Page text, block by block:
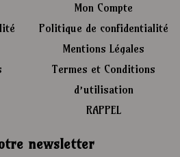
Mon Compte
Politique de confidentialité
Mentions Légales
Termes et Conditions
d’utilisation
RAPPEL
newsletter